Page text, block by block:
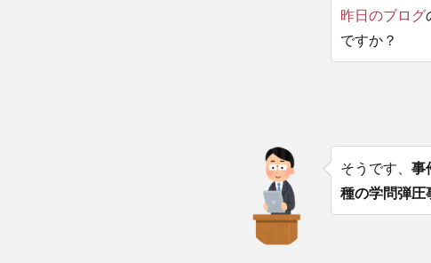
昨日のブログ
ですか？
そうです、 事
種の学問弾圧